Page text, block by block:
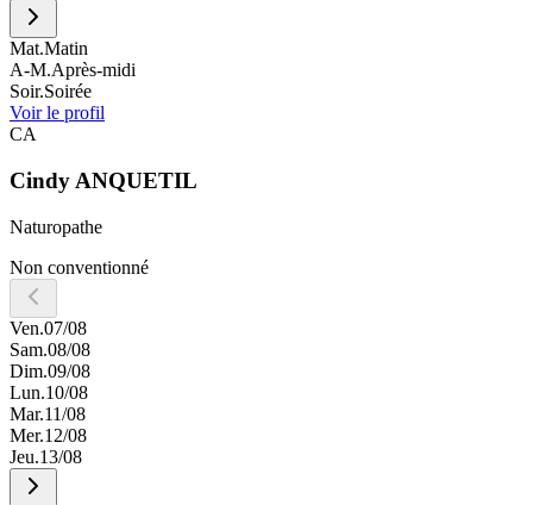
Mat.Matin
A-M.Après-midi
Soir.Soirée
Voir le profil
CA
CindyANQUETIL
Naturopathe
Non conventionné
Ven.07/08
Sam.08/08
Dim.09/08
Lun.10/08
Mar.11/08
Mer.12/08
Jeu.13/08